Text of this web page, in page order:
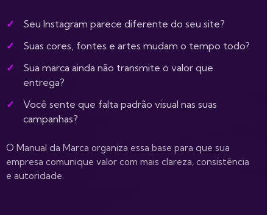
Seu Instagram parece diferente do seu site?
Suas cores, fontes e artes mudam o tempo todo?
Sua marca ainda não transmite o valor que
entrega?
Você sente que falta padrão visual nas suas
campanhas?
O Manual da Marca organiza essa base para que sua
empresa comunique valor com mais clareza, consistência
e autoridade.